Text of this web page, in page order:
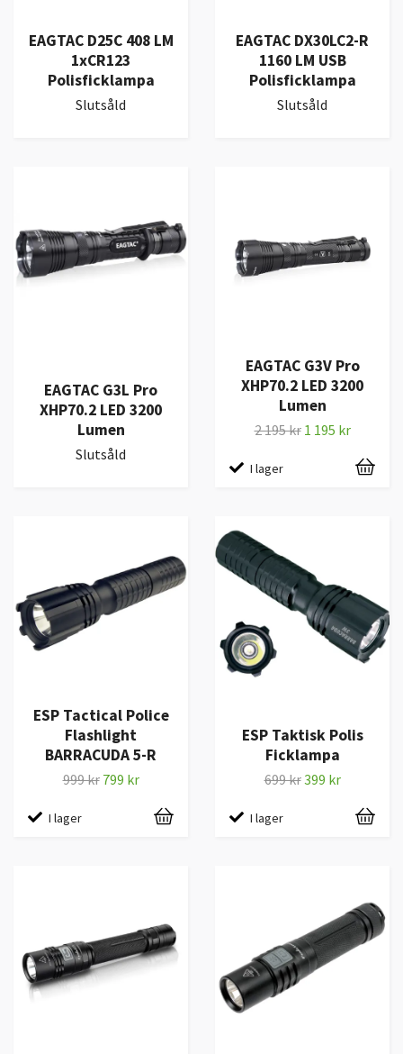
EAGTAC D25C 408 LM
1xCR123
Polisficklampa
Slutsåld
EAGTAC DX30LC2-R
1160 LM USB
Polisficklampa
Slutsåld
EAGTAC G3L Pro
XHP70.2 LED 3200
Lumen
Slutsåld
EAGTAC G3V Pro
XHP70.2 LED 3200
Lumen
2 195 kr 1 195 kr
I lager
ESP Tactical Police
Flashlight
BARRACUDA 5-R
999 kr 799 kr
I lager
ESP Taktisk Polis
Ficklampa
699 kr399 kr
I lager